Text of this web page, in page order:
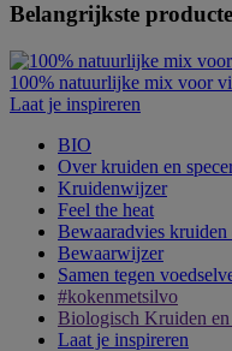
Belangrijkste
100% natuurlijke mix voor
Laat je inspireren
BIO
Over kruiden en
Kruidenwijzer
Feel the heat
Bewaaradvies
Bewaarwijzer
Samen tegen
#kokenmetsilvo
Biologisch Kruiden en
Laat je inspireren